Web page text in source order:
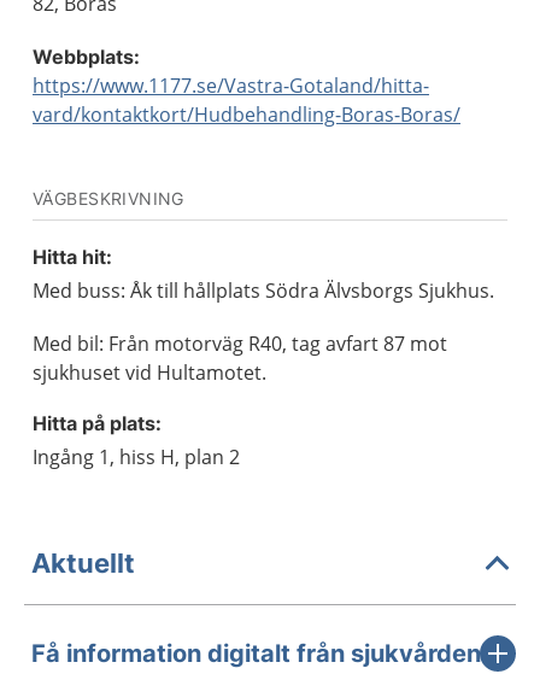
Webbplats:
https://www.1177.se/Vastra-Gotaland/hitta-
vard/kontaktkort/Hudbehandling-Boras-Boras/
VÄGBESKRIVNING
Hitta hit:
Med buss: Åk till hållplats Södra Älvsborgs Sjukhus.
Med bil: Från motorväg R40, tag avfart 87 mot
sjukhuset vid Hultamotet.
Hitta på plats:
Ingång 1, hiss H, plan 2
Aktuellt
Få information digitalt från sjukvården